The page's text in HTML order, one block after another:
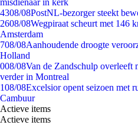
misdienaar in kerk
4308/08PostNL-bezorger steekt
2608/08Wegpiraat scheurt met 146
Amsterdam
708/08Aanhoudende droogte
Holland
008/08Van de Zandschulp overleeft
verder in Montreal
108/08Excelsior opent seizoen met
Cambuur
Actieve items
Actieve items